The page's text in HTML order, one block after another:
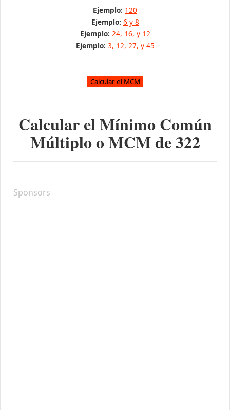
Ejemplo: 120
Ejemplo: 6 y 8
Ejemplo: 24, 16, y 12
Ejemplo: 3, 12, 27, y 45
Calcular el Mínimo Común
Múltiplo o MCM de322
Sponsors